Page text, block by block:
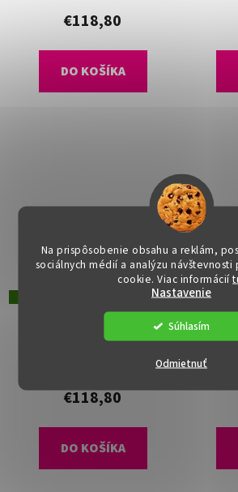
Na prispôsobenie obsahu a reklám,
sociálnych médií a analýzu
cookie. Viac informácií
Nastavenie
Odmietnuť
Súhlasím
€118,80
DO KOŠÍKA
Hojdacie kreslo - STORM,
Ružová látka
€118,80
DO KOŠÍKA